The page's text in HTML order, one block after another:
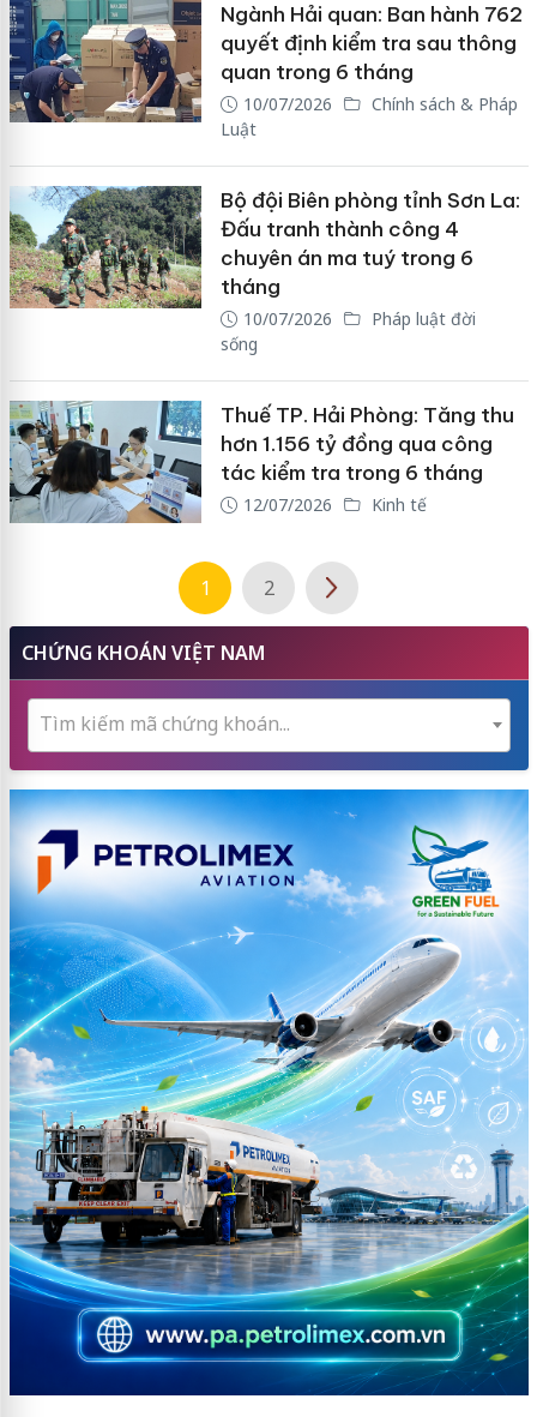
Ngành Hải quan: Ban hành 762
quyết định kiểm tra sau thông
quan trong 6 tháng
10/07/2026
Chính sách & Pháp
Luật
Bộ đội Biên phòng tỉnh Sơn La:
Đấu tranh thành công 4
chuyên án ma tuý trong 6
tháng
10/07/2026
Pháp luật đời
sống
Thuế TP. Hải Phòng: Tăng thu
hơn 1.156 tỷ đồng qua công
tác kiểm tra trong 6 tháng
12/07/2026 Kinh tế
1 2
CHỨNG KHOÁN VIỆT NAM
Tìm kiếm mã chứng khoán...